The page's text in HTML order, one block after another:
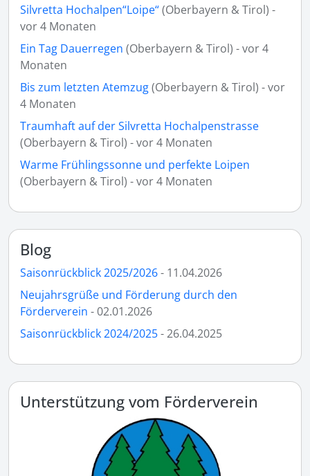
Silvretta Hochalpen“Loipe“(Oberbayern & Tirol) -
vor 4 Monaten
Ein Tag Dauerregen (Oberbayern & Tirol) - vor 4
Monaten
Bis zum letzten Atemzug(Oberbayern & Tirol) - vor
4 Monaten
Traumhaft auf der Silvretta Hochalpenstrasse
(Oberbayern & Tirol) - vor 4 Monaten
Warme Frühlingssonne und perfekte Loipen
(Oberbayern & Tirol) - vor 4 Monaten
Blog
Saisonrückblick 2025/2026- 11.04.2026
Neujahrsgrüße und Förderung durch den
Förderverein - 02.01.2026
Saisonrückblick 2024/2025- 26.04.2025
Unterstützung vom Förderverein